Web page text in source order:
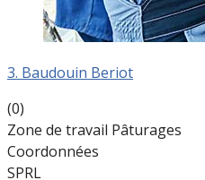
3. Baudouin Beriot
(0)
Zone de travail Pâturages
Coordonnées
SPRL